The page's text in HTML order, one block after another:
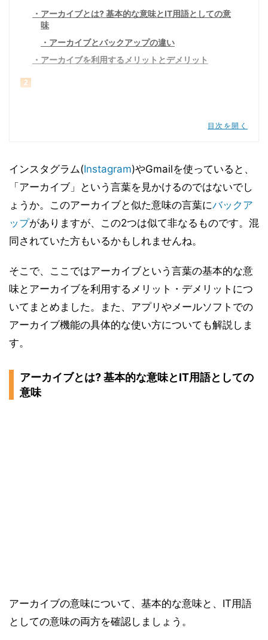
アーカイブとは? 基本的な意味とIT用語としての意
味
アーカイブとバックアップの違い
アーカイブを利用するメリットとデメリット
2
3
編
アーカイブの使い方グーグルフォト(Google フォ
アーカイブの使い方ユーチューブ(YouTube)編
目次を開く
インスタグラム(Instagram)やGmailを使っていると、
「アーカイブ」という言葉を見かけるのではないでし
ょうか。このアーカイブと似た意味の言葉にバックア
ップがありますが、この2つは似て非なるものです。混
同されていた方もいるかもしれませんね。
そこで、ここではアーカイブという言葉の基本的な意
味とアーカイブを利用するメリット・デメリットにつ
いてまとめました。また、アプリやメールソフトでの
アーカイブ機能の具体的な使い方についても解説しま
す。
アーカイブとは? 基本的な意味とIT用語としての
意味
アーカイブの意味について、基本的な意味と、IT用語
としての意味の両方を確認しましょう。